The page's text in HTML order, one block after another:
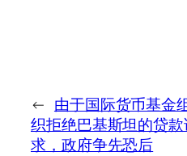
← 由于国际货币基金
织拒绝巴基斯坦的贷
求，政府争先恐后